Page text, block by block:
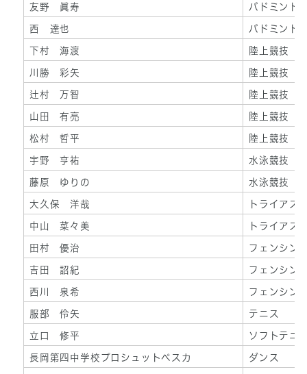
友野 眞寿 バドミント
西 達也 バドミント
下村 海渡 陸上競技
川勝 彩矢 陸上競技
辻村 万智 陸上競技
山田 有亮 陸上競技
松村 哲平 陸上競技
宇野 亨祐 水泳競技
藤原 ゆりの 水泳競技
大久保 洋哉 トライアス
中山 菜々美 トライアス
田村 優治 フェンシン
吉田 詔紀 フェンシン
西川 泉希 フェンシン
服部 伶矢 テニス
立口 修平 ソフトテニ
長岡第四中学校プロシュットペスカ ダンス